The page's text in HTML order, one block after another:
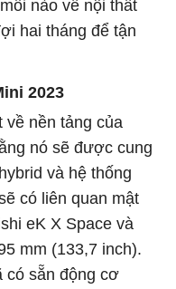
nào về nội thất
hai tháng để tận
2023
về nền tảng của
nó sẽ được cung
và hệ thống
có liên quan mật
eK X Space và
mm (133,7 inch).
có sẵn động cơ